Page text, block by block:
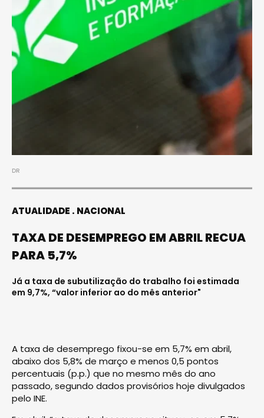
DR
ATUALIDADE NACIONAL
TAXA DE DESEMPREGO EM ABRIL RECUA
PARA 5,7%
Já a taxa de subutilização do trabalho foi estimada
em 9,7%, “valor inferior ao do mês anterior"
A taxa de desemprego fixou-se em 5,7% em abril,
abaixo dos 5,8% de março e menos 0,5 pontos
percentuais (p.p.) que no mesmo mês do ano
passado, segundo dados provisórios hoje divulgados
pelo INE.